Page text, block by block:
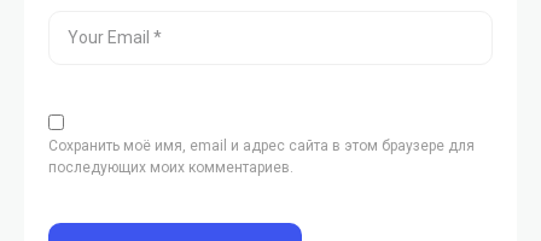
Сохранить моё имя, email и адрес сайта в этом браузере для
последующих моих комментариев.